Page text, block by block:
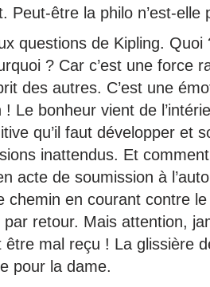
Peut-être la philo n’est-elle
questions de Kipling.
? Car c’est une force
des autres. C’est une
! Le bonheur vient de
qu’il faut développer et
inattendus. Et
acte de soumission à
chemin en courant contre
par retour. Mais attention,
être mal reçu ! La glissière
pour la dame.